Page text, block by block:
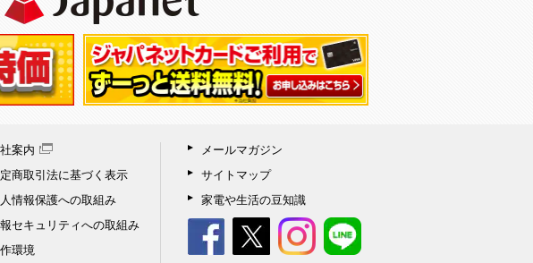
案内
商取引法に基づく表示
情報保護への取組み
セキュリティへの取組み
環境
メールマガジン
サイトマップ
家電や生活の豆知識